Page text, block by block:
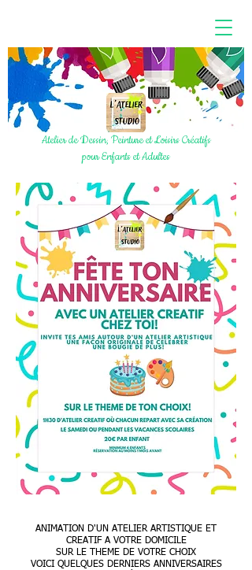
Atelier de Dessin, Peinture et Loisirs Créatifs
pour Enfants et Adultes
ANIMATION D'UN ATELIER ARTISTIQUE ET
CREATIF A VOTRE DOMICILE
SUR LE THEME DE VOTRE CHOIX
VOICI QUELQUES DERNIERS ANNIVERSAIRES